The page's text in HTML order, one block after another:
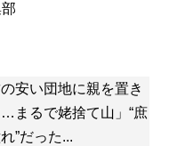
の安い団地に親を置き
まるで姥捨て山」“庶
”だった...